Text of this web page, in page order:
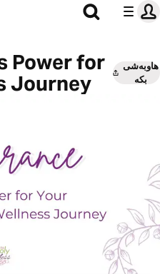
Power for
Journey
هاوبەشی
بکە